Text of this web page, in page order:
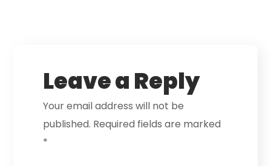
Leave a Reply
Your email address will not be
published. Required fields are marked
*